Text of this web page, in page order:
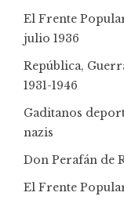
El Frente
julio 1936
República,
1931-1946
Gaditanos
nazis
Don Perafán de
El Frente